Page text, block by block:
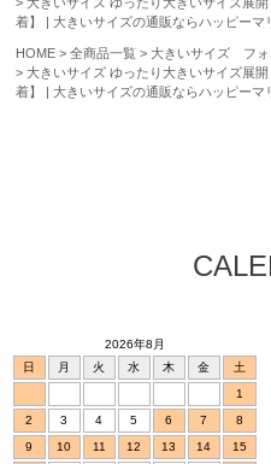
着】 | 大きいサイズの通販ならハッピーマ
HOME 全商品一覧
大きいサイズ フォ
大きいサイズ ゆったり大きいサイズ展
着】 | 大きいサイズの通販ならハッピーマ
2026年8月
日
月 火 水 木 金
土
1
2
3 4 5 6 7
8
9
10 11 12 13 14
15